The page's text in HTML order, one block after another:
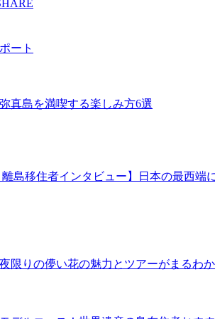
真島を満喫する楽しみ方6選
離島移住者インタビュー】日本の最西端
限りの儚い花の魅力とツアーがまるわ